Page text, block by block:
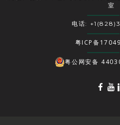
室
电话:
粤ICP备
粤公网安备